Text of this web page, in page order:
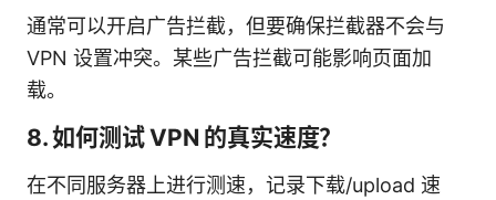
通常可以开启广告拦截，但要确保拦截器不会与
VPN 设置冲突。某些广告拦截可能影响页面加
载。
8. 如何测试 VPN 的真实速度？
在不同服务器上进行测速，记录下载/upload 速